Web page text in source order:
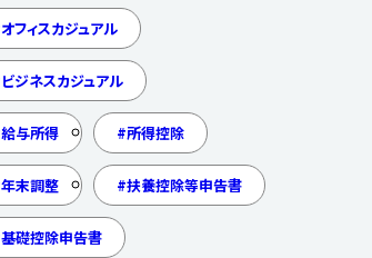
オフィスカジュアル
ビジネスカジュアル
給与所得 所得控除
年末調整 扶養控除等申告書
基礎控除申告書